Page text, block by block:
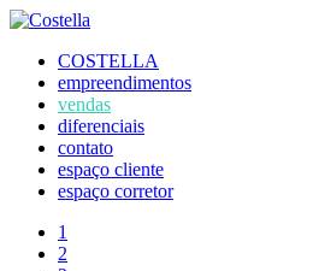
COSTELLA
empreendimentos
vendas
diferenciais
contato
espaço cliente
espaço corretor
1
2